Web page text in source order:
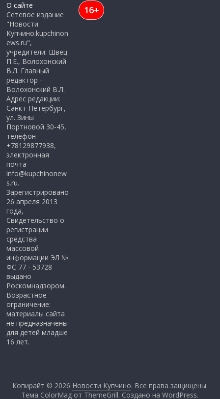
О сайте
Сетевое издание
"Новости
Купчино:kupchinon
ews.ru",
учредители: Швец
П.Е., Волохонский
В.Л. Главный
редактор -
Волохонский В.Л.
Адрес редакции:
Санкт-Петербург,
ул. Зины
Портновой 30-45,
телефон
+78129877938,
электронная
почта
info@kupchinonew
s.ru.
Зарегистрировано
26 апреля 2013
года,
Свидетельство о
регистрации
средства
массовой
информации ЭЛ №
ФС 77 - 53728
выдано
Роскомнадзором.
Возрастное
ограничение:
материалы сайта
не предназначены
для детей младше
16 лет.
16+
Копирайт © 2026 Новости Купчино. Все права защищены.
Тема ColorMag от ThemeGrill. Создано наWordPress.